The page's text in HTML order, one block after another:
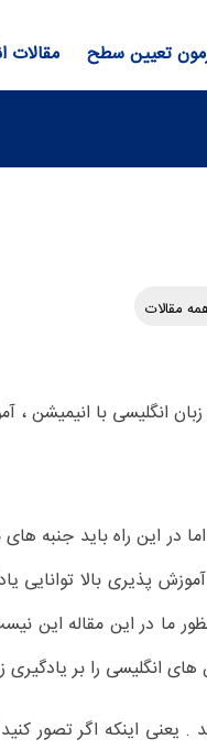
تعیین سطح مقالات
مقالات
در این راه باید جنبه
پذیری بالا توانایی
ما در این مقاله این
انگلیسی را بر یادگیری
. یعنی اینکه اگر تصور